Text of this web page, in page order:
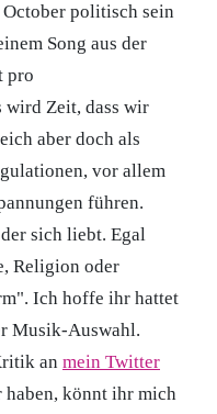
politisch sein
Song aus der
pro
wird Zeit, dass wir
aber doch als
vor allem
führen.
sich liebt. Egal
Religion oder
Ich hoffe ihr hattet
Musik-Auswahl.
an mein Twitter
könnt ihr mich